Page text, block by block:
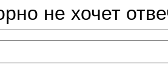
не хочет